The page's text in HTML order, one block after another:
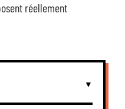
réellement